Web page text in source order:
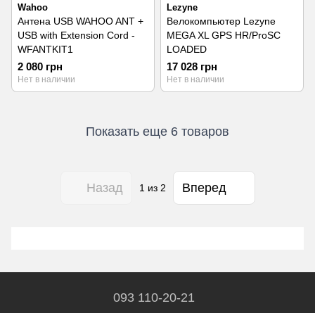
Wahoo
Антена USB WAHOO ANT +
USB with Extension Cord -
WFANTKIT1
2 080 грн
Нет в наличии
Lezyne
Велокомпьютер Lezyne
MEGA XL GPS HR/ProSC
LOADED
17 028 грн
Нет в наличии
Показать еще 6 товаров
Назад 1 из 2 Вперед
093 110-20-21